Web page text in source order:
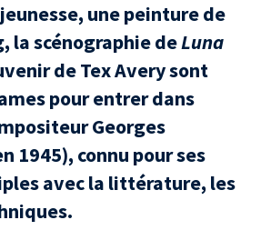
une peinture de
la scénographie deLuna
de Tex Avery sont
pour entrer dans
Georges
1945), connu pour ses
avec la littérature, les